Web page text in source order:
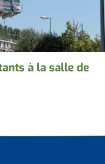
à la salle de